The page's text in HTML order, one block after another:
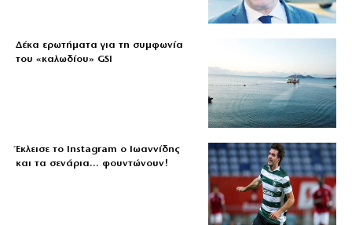
Δέκα ερωτήματα για τη συμφωνία
του «καλωδίου» GSI
Έκλεισε το Instagram ο Ιωαννίδης
και τα σενάρια… φουντώνουν!